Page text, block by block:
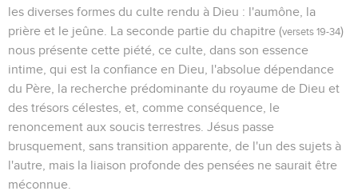
les diverses formes du culte rendu à Dieu : l'aumône, la
prière et le jeûne. La seconde partie du chapitre (versets 19-34)
nous présente cette piété, ce culte, dans son essence
intime, qui est la confiance en Dieu, l'absolue dépendance
du Père, la recherche prédominante du royaume de Dieu et
des trésors célestes, et, comme conséquence, le
renoncement aux soucis terrestres. Jésus passe
brusquement, sans transition apparente, de l'un des sujets à
l'autre, mais la liaison profonde des pensées ne saurait être
méconnue.